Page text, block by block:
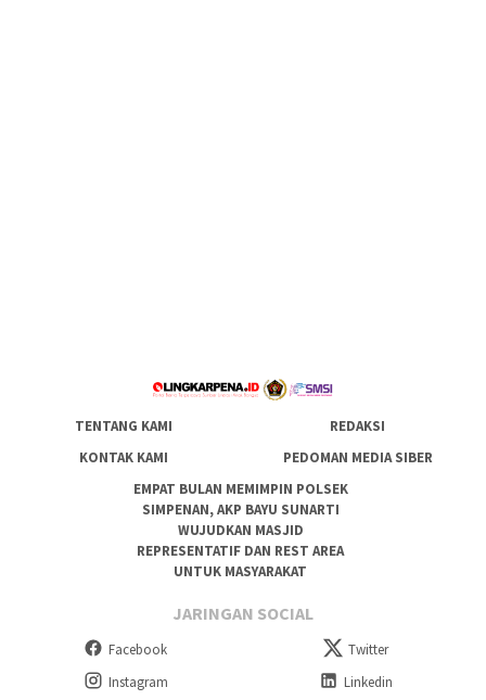
TENTANG KAMI
REDAKSI
KONTAK KAMI
PEDOMAN MEDIA SIBER
EMPAT BULAN MEMIMPIN POLSEK
SIMPENAN, AKP BAYU SUNARTI
WUJUDKAN MASJID
REPRESENTATIF DAN REST AREA
UNTUK MASYARAKAT
JARINGAN SOCIAL
Facebook
Twitter
Instagram
Linkedin